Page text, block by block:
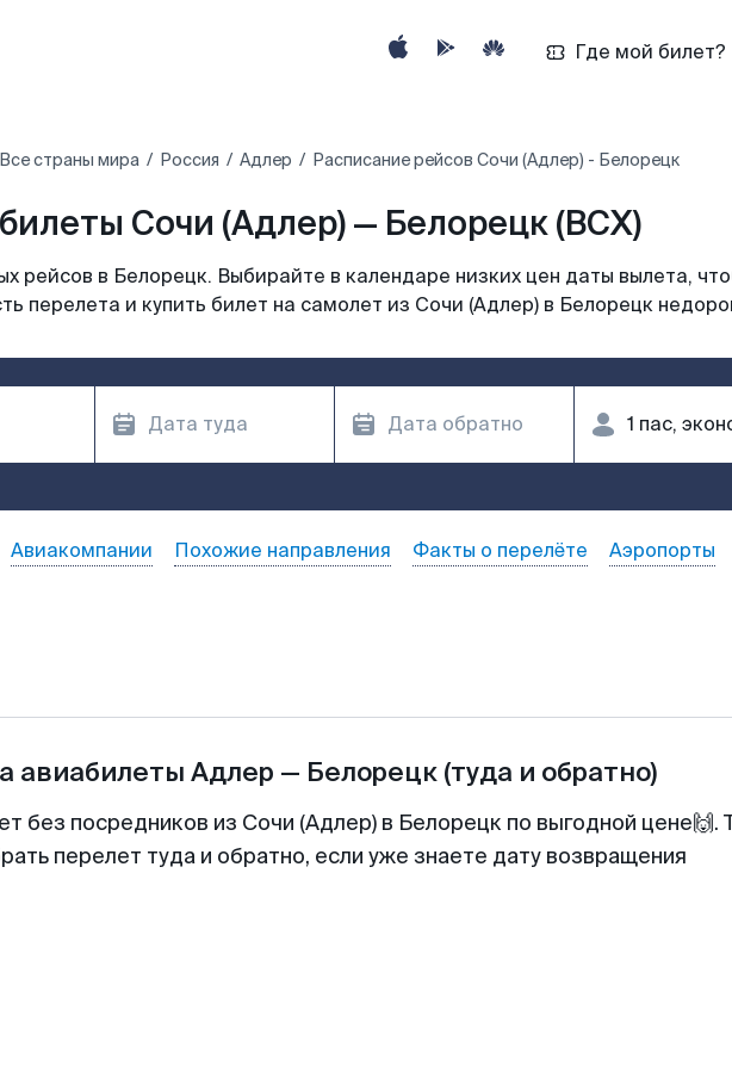
Где мой билет?
Все страны мира Россия Адлер Расписание рейсов Сочи (Адлер) - Белорецк
Сочи (Адлер) — Белорецк (BCX)
рейсов в Белорецк. Выбирайте в календаре низких цен даты вылета,
перелета и купить билет на самолет из Сочи (Адлер) в Белорецк
Авиакомпании Похожие направления Факты о перелёте Аэропорты
авиабилеты Адлер — Белорецк (туда и обратно)
без посредников из Сочи (Адлер) в Белорецк по выгодной цене🙌.
перелет туда и обратно, если уже знаете дату возвращения